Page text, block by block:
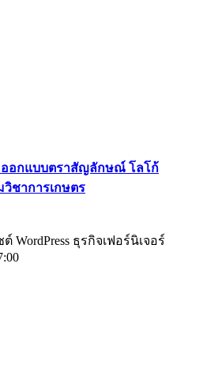
ออกแบบตราสัญลักษณ์ โลโก้
ชาการเกษตร
WordPress ธุรกิจเฟอร์นิเจอร์